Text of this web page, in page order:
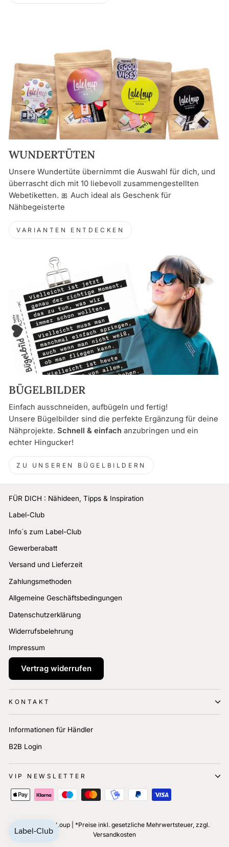
WUNDERTÜTEN
Unsere Wundertüte übernimmt die Auswahl für dich, und
überrascht dich mit 10 liebevoll zusammengestellten
Webetiketten. 🎀 Auch ideal als Geschenk für
Nähbegeisterte
VARIANTEN ENTDECKEN
BÜGELBILDER
Einfach ausschneiden, aufbügeln und fertig!
Unsere Bügelbilder sind die perfekte Ergänzung für deine
Nähprojekte. Schnell & einfach anzubringen und ein
echter Hingucker!
ZU UNSEREN BÜGELBILDERN
FÜR DICH : Nähideen, Tipps & Inspiration
Label-Club
Info´s zum Label-Club
Gewerberabatt
Versand und Lieferzeit
Zahlungsmethoden
Allgemeine Geschäftsbedingungen
Datenschutzerklärung
Widerrufsbelehrung
Impressum
Vertrag widerrufen
KONTAKT
Informationen für Händler
B2B Login
VIP NEWSLETTER
© 2026 LaleLoup | *Preise inkl. gesetzliche Mehrwertsteuer, zzgl.
Versandkosten